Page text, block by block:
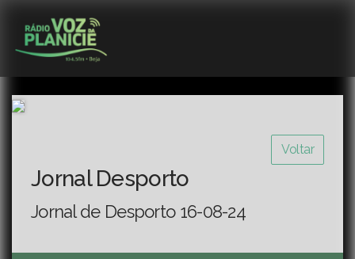
Voltar
Jornal Desporto
Jornal de Desporto 16-08-24